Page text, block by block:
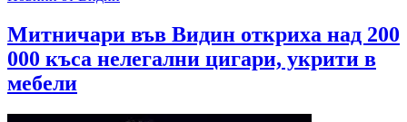
Митничари във Видин откриха над 200
000 къса нелегални цигари, укрити в
мебели